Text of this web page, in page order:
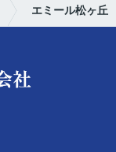
エミール松ヶ丘